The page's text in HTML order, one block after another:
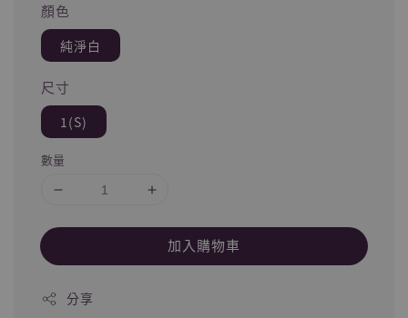
顏色
純淨白
尺寸
1(S)
數量
加入購物車
分享